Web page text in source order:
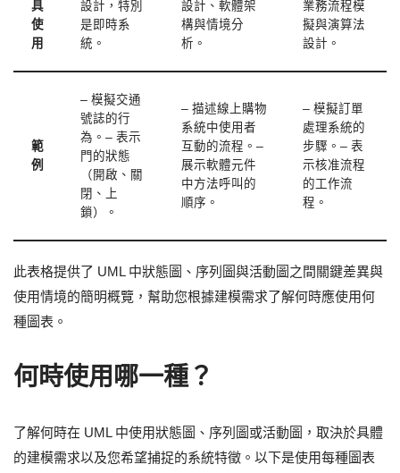
具
使
用
設計，特別
是即時系
統。
設計、軟體架
構與情境分
析。
業務流程模
擬與演算法
設計。
範
例
– 模擬交通
號誌的行
為。– 表示
門的狀態
（開啟、關
閉、上
鎖）。
– 描述線上購物
系統中使用者
互動的流程。–
展示軟體元件
中方法呼叫的
順序。
– 模擬訂單
處理系統的
步驟。– 表
示核准流程
的工作流
程。
此表格提供了 UML 中狀態圖、序列圖與活動圖之間關鍵差異與
使用情境的簡明概覽，幫助您根據建模需求了解何時應使用何
種圖表。
何時使用哪一種？
了解何時在 UML 中使用狀態圖、序列圖或活動圖，取決於具體
的建模需求以及您希望捕捉的系統特徵。以下是使用每種圖表